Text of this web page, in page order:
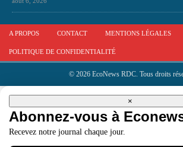
A PROPOS CONTACT MENTIONS LÉGALES
POLITIQUE DE CONFIDENTIALITÉ
© 2026 EcoNews RDC. Tous droits
×
Abonnez-vous à
Recevez notre journal chaque jour.